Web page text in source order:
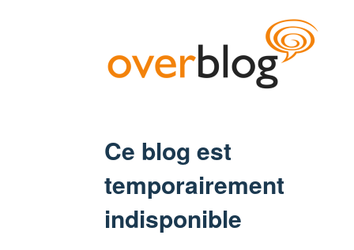
Ce blog est
temporairement
indisponible